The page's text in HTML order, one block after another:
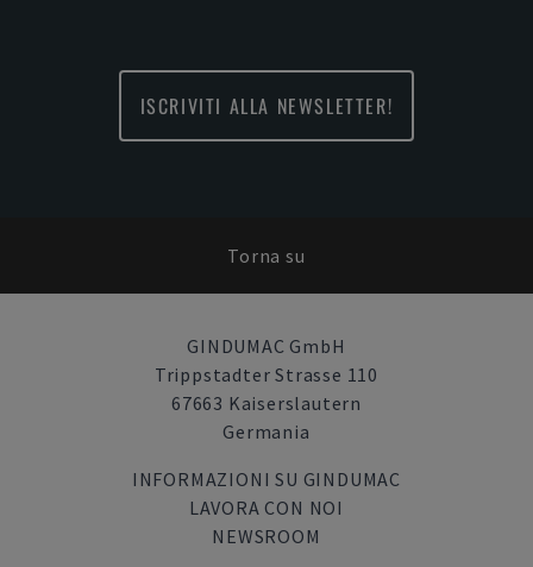
ISCRIVITI ALLA NEWSLETTER!
Torna su
GINDUMAC GmbH
Trippstadter Strasse 110
67663 Kaiserslautern
Germania
INFORMAZIONI SU GINDUMAC
LAVORA CON NOI
NEWSROOM